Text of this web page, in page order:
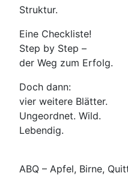
Struktur.
Eine Checkliste!
Step by Step –
der Weg zum Erfolg.
Doch dann:
vier weitere Blätter.
Ungeordnet. Wild.
Lebendig.
ABQ – Apfel, Birne,